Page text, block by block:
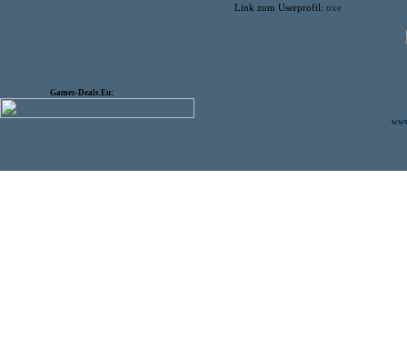
Games-Deals.Eu:
Link zum Userprofil: oxe